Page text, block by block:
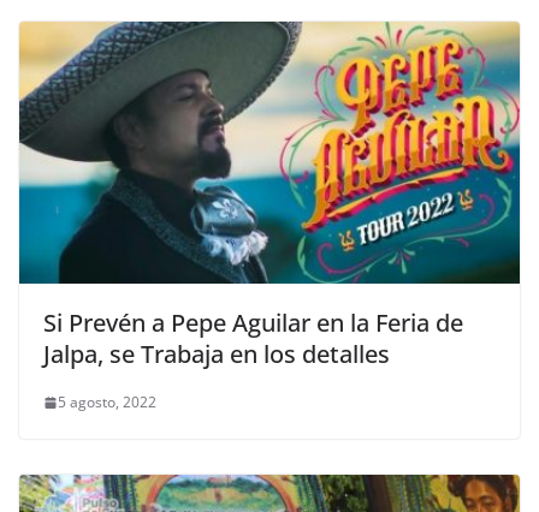
Si Prevén a Pepe Aguilar en la Feria de
Jalpa, se Trabaja en los detalles
5 agosto, 2022